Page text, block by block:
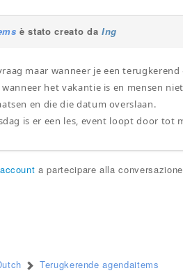
è stato creato da Ing
maar wanneer je een
het vakantie is en mensen
en die die datum overslaan.
is er een les, event loopt door tot
a partecipare alla
Terugkerende agendaitems